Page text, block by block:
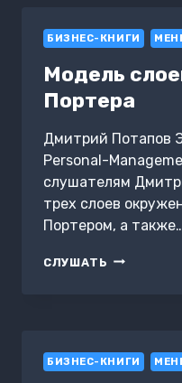
БИЗНЕС-КНИГИ
Модель
Портера
Дмитрий Потапов
Personal-
слушателям
трех слоев
Портером, а
СЛУШАТЬ МОДЕЛЬ
БИЗНЕС-КНИГИ